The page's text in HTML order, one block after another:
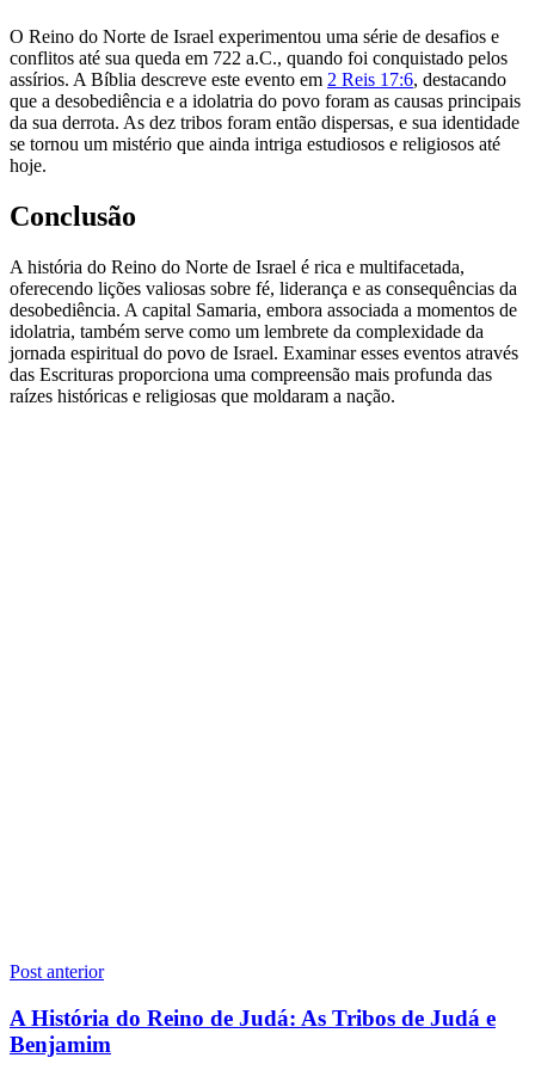
O Reino do Norte de Israel experimentou uma série de desafios e
conflitos até sua queda em 722 a.C., quando foi conquistado pelos
assírios. A Bíblia descreve este evento em 2 Reis 17:6, destacando
que a desobediência e a idolatria do povo foram as causas principais
da sua derrota. As dez tribos foram então dispersas, e sua identidade
se tornou um mistério que ainda intriga estudiosos e religiosos até
hoje.
Conclusão
A história do Reino do Norte de Israel é rica e multifacetada,
oferecendo lições valiosas sobre fé, liderança e as consequências da
desobediência. A capital Samaria, embora associada a momentos de
idolatria, também serve como um lembrete da complexidade da
jornada espiritual do povo de Israel. Examinar esses eventos através
das Escrituras proporciona uma compreensão mais profunda das
raízes históricas e religiosas que moldaram a nação.
Navegação
de
Post
Post anterior
A História do Reino de Judá: As Tribos de Judá e
Benjamim